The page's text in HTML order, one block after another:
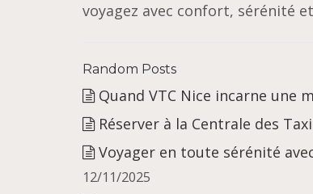
voyagez avec confort, sérénité
Random Posts
Quand VTC Nice incarne une
Réserver à la Centrale des
Voyager en toute sérénité
12/11/2025